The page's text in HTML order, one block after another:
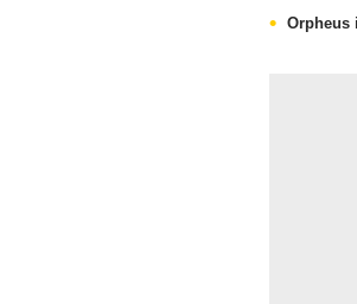
Orpheus